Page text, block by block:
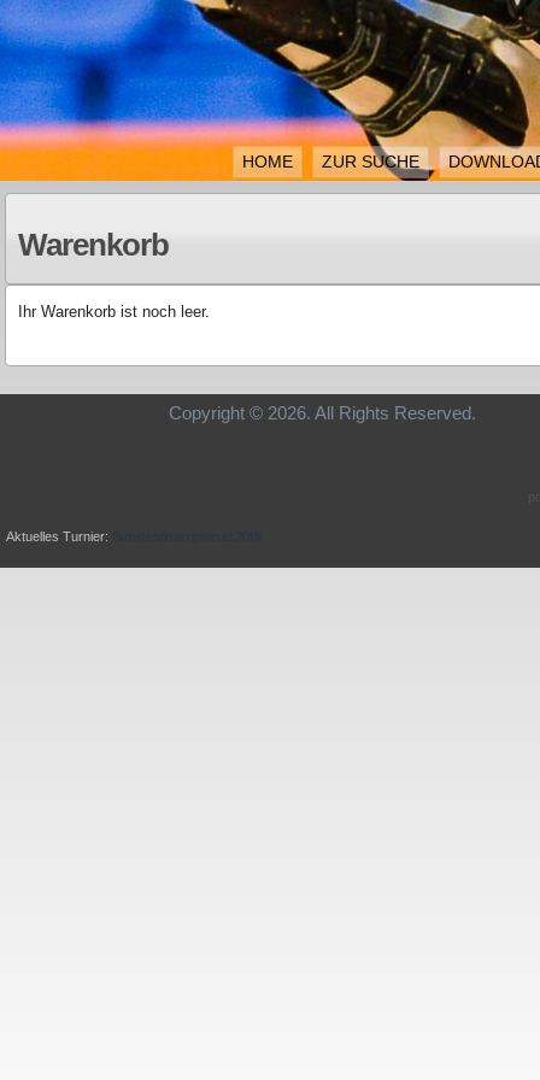
HOME ZUR SUCHE
Warenkorb
Ihr Warenkorb ist noch leer.
Copyright © 2026. All Rights
Aktuelles Turnier: